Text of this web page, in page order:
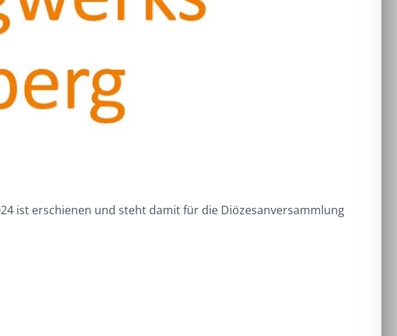
ist erschienen und steht damit für die Diözesanversammlung